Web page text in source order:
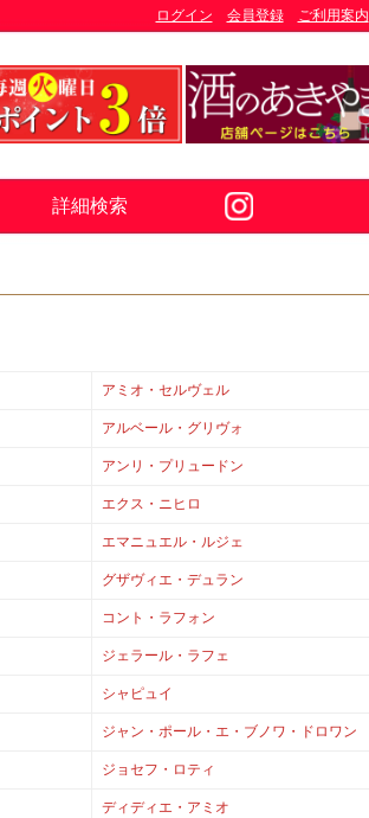
ログイン 会員登録 ご利用案内
詳細検索
アミオ・セルヴェル
アルベール・グリヴォ
アンリ・プリュードン
エクス・ニヒロ
エマニュエル・ルジェ
グザヴィエ・デュラン
コント・ラフォン
ジェラール・ラフェ
シャピュイ
ジャン・ポール・エ・ブノワ・ドロワン
ジョセフ・ロティ
ディディエ・アミオ